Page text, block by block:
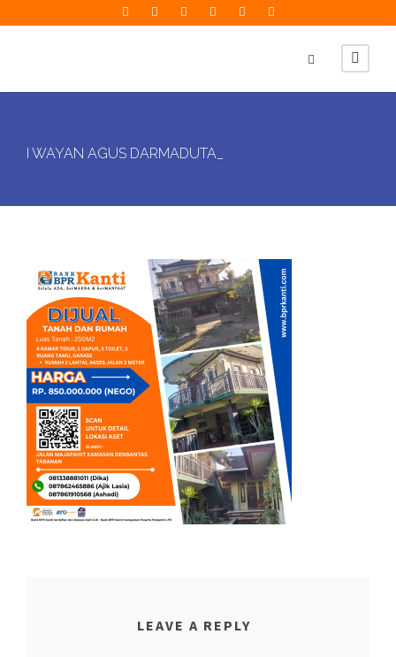
I WAYAN AGUS DARMADUTA_
LEAVE A REPLY